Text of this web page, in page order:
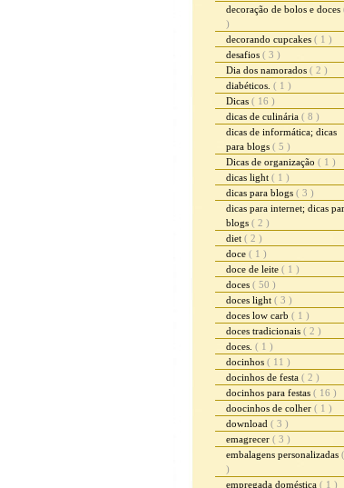
decoração de bolos e doces
)
decorando cupcakes ( 1 )
desafios ( 3 )
Dia dos namorados ( 2 )
diabéticos. ( 1 )
Dicas ( 16 )
dicas de culinária ( 8 )
dicas de informática; dicas
para blogs ( 5 )
Dicas de organização ( 1 )
dicas light ( 1 )
dicas para blogs ( 3 )
dicas para internet; dicas
blogs ( 2 )
diet ( 2 )
doce ( 1 )
doce de leite ( 1 )
doces ( 50 )
doces light ( 3 )
doces low carb ( 1 )
doces tradicionais ( 2 )
doces. ( 1 )
docinhos ( 11 )
docinhos de festa ( 2 )
docinhos para festas ( 16 )
doocinhos de colher ( 1 )
download ( 3 )
emagrecer ( 3 )
embalagens personalizadas
)
empregada doméstica ( 1 )